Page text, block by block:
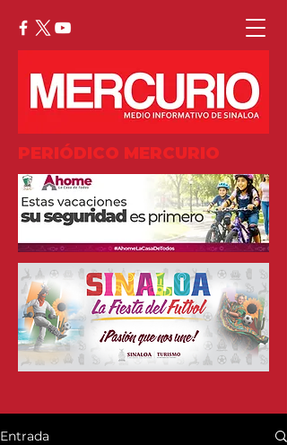
PERIÓDICO MERCURIO
Entrada